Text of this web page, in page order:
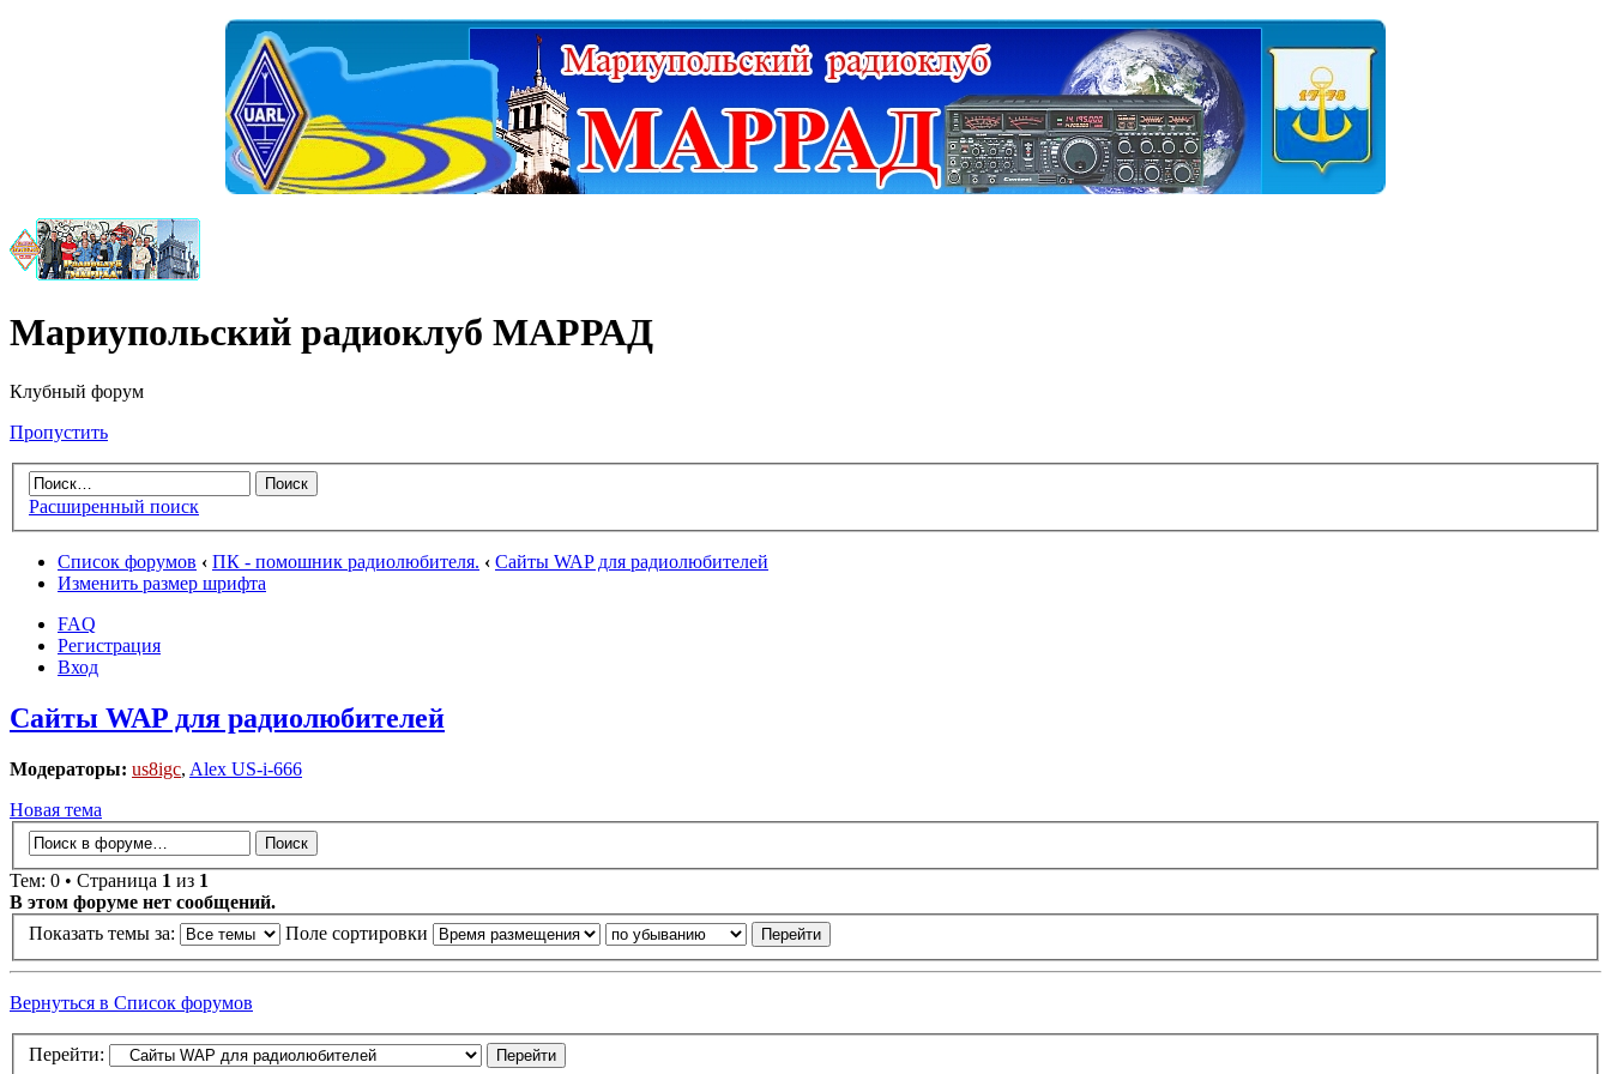
Мариупольский радиоклуб МАРРАД
Клубный форум
Пропустить
Расширенный поиск
Список форумов ‹ ПК - помошник радиолюбителя. ‹ Сайты WAP для радиолюбителей
Изменить размер шрифта
FAQ
Регистрация
Вход
Сайты WAP для радиолюбителей
Модераторы: us8igc, Alex US-i-666
Новая тема
Тем: 0 • Страница 1 из 1
В этом форуме нет сообщений.
Показать темы за:
Поле сортировки
Вернуться в Список форумов
Перейти: